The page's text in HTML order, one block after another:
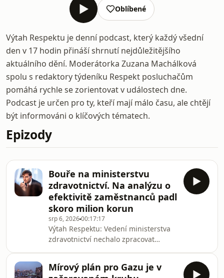
Oblíbené
Výtah Respektu je denní podcast, který každý všední
den v 17 hodin přináší shrnutí nejdůležitějšího
aktuálního dění. Moderátorka Zuzana Machálková
spolu s redaktory týdeníku Respekt posluchačům
pomáhá rychle se zorientovat v událostech dne.
Podcast je určen pro ty, kteří mají málo času, ale chtějí
být informováni o klíčových tématech.
Epizody
Bouře na ministerstvu
zdravotnictví. Na analýzu o
efektivitě zaměstnanců padl
skoro milion korun
srp 6, 202600:17:17
Výtah Respektu: Vedení ministerstva
zdravotnictví nechalo zpracovat
pracovních počítačích. Ti kvůli
Mírový plán pro Gazu je v